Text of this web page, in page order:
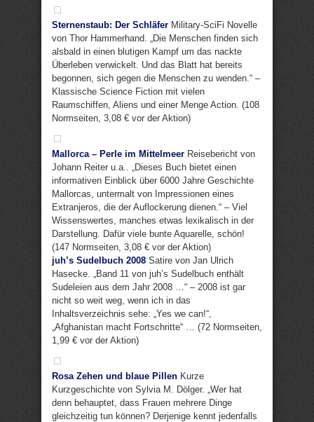
Sternenstaub: Der Schläfer Military-SciFi Novelle
von Thor Hammerhand. „Die Menschen finden sich
alsbald in einen blutigen Kampf um das nackte
Überleben verwickelt. Und das Blatt hat bereits
begonnen, sich gegen die Menschen zu wenden.“ –
Klassische Science Fiction mit vielen
Raumschiffen, Aliens und einer Menge Action. (108
Normseiten, 3,08 € vor der Aktion)
Mallorca – Perle im Mittelmeer Reisebericht von
Johann Reiter u.a.. „Dieses Buch bietet einen
informativen Einblick über 6000 Jahre Geschichte
Mallorcas, untermalt von Impressionen eines
Extranjeros, die der Auflockerung dienen.“ – Viel
Wissenswertes, manches etwas lexikalisch in der
Darstellung. Dafür viele bunte Aquarelle, schön!
(147 Normseiten, 3,08 € vor der Aktion)
juh’s Sudelbuch 2008 Satire von Jan Ulrich
Hasecke. „Band 11 von juh’s Sudelbuch enthält
Sudeleien aus dem Jahr 2008 …“ – 2008 ist gar
nicht so weit weg, wenn ich in das
Inhaltsverzeichnis sehe: „Yes we can!“,
„Afghanistan macht Fortschritte“ … (72 Normseiten,
1,99 € vor der Aktion)
Rosa Zehen und blaue Pillen Kurze
Kurzgeschichte von Sylvia M. Dölger. „Wer hat
denn behauptet, dass Frauen mehrere Dinge
gleichzeitig tun können? Derjenige kennt jedenfalls